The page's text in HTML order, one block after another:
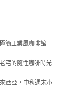
簡工業風咖啡館
宅的隨性咖啡時光
西亞，中秋週末小